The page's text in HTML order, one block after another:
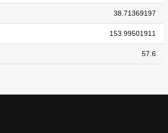
38.71369197
153.99501911
57.6